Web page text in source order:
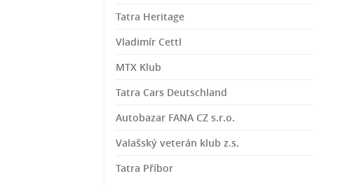
Tatra Heritage
Vladimír Cettl
MTX Klub
Tatra Cars Deutschland
Autobazar FANA CZ s.r.o.
Valašský veterán klub z.s.
Tatra Příbor